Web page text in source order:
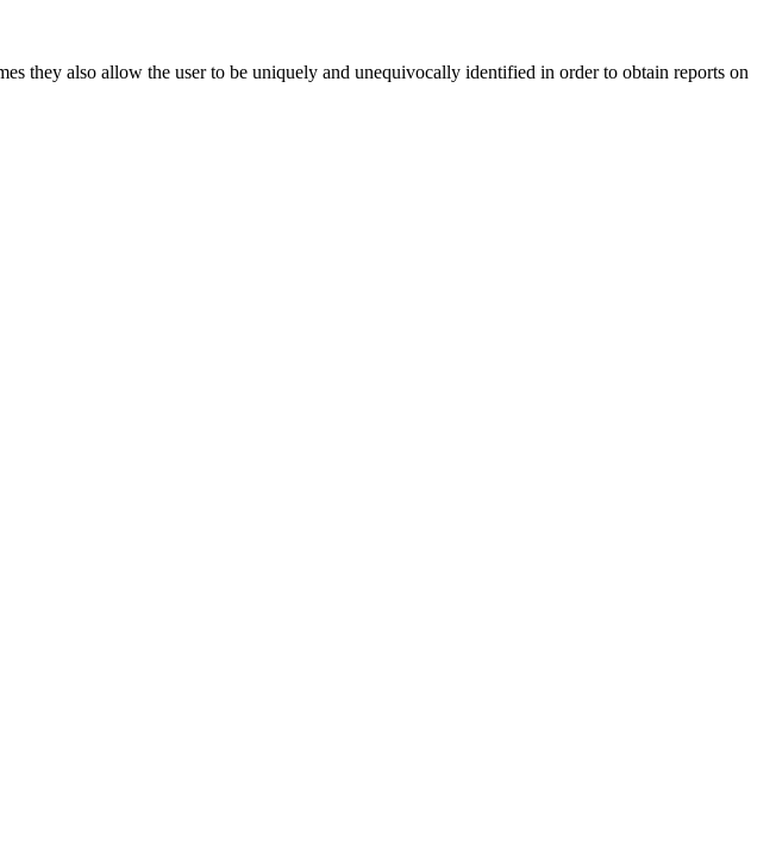
they also allow the user to be uniquely and unequivocally identified in order to obtain reports on